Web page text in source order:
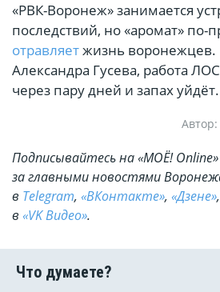
«РВК-Воронеж» занимается
последствий, но «аромат» по-
отравляетжизнь воронежцев.
Александра Гусева, работа
через пару дней и запах уйдёт.
Автор:
Подписывайтесь на «МОЁ!
за главными новостями
в Telegram, «ВКонтакте», «Дзене»
в «VK Видео».